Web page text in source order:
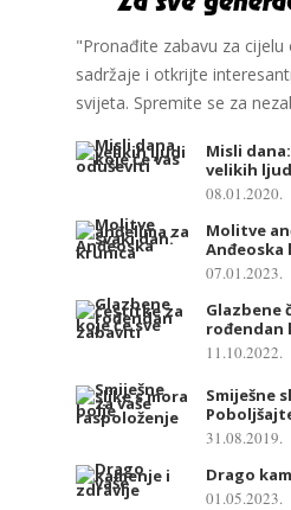
"Pronađite zabavu za
sadržaje i otkrijte
svijeta. Spremite se za
Misli
velikih
08.01.2020.
Molitve
Anđeoska
07.01.2023.
Glazbene
rođendan
11.10.2022.
Smiješne
31.08.2019.
Drago
01.05.2023.